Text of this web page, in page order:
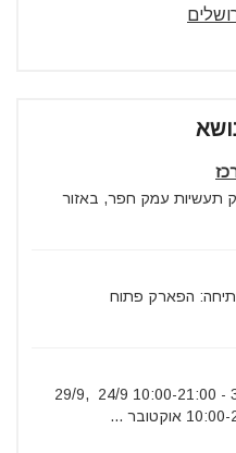
עמק חפר, באזור
הפארק פתוח
סוכות 23/9 ,25/9 ,26-28/9 וב-30/9 - 10:00-21:00 24/9 ,29/9